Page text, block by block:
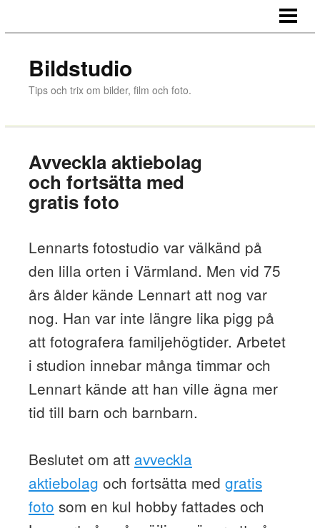
GRATIS FOTO
AFFISCHER OCH STORA UTSKRIFTER
Bildstudio
Tips och trix om bilder, film och foto.
Avveckla aktiebolag
och fortsätta med
gratis foto
Lennarts fotostudio var välkänd på
den lilla orten i Värmland. Men vid 75
års ålder kände Lennart att nog var
nog. Han var inte längre lika pigg på
att fotografera familjehögtider. Arbetet
i studion innebar många timmar och
Lennart kände att han ville ägna mer
tid till barn och barnbarn.
Beslutet om att avveckla
aktiebolag och fortsätta med gratis
foto som en kul hobby fattades och